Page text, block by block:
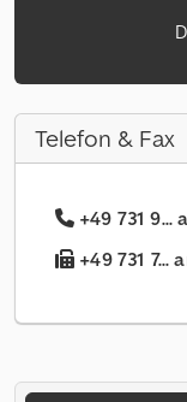
Telefon & Fax
+49 731 9...
+49 731 7...